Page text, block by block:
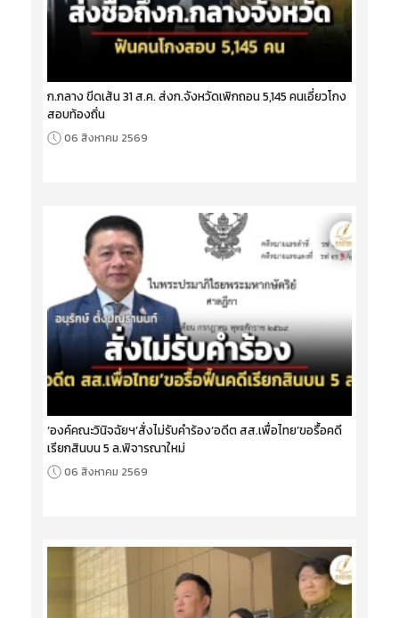
ก.กลาง ขีดเส้น 31 ส.ค. ส่งก.จังหวัดเพิกถอน 5,145 คนเอี่ยวโกง
สอบท้องถิ่น
06 สิงหาคม 2569
‘องค์คณะวินิจฉัยฯ’สั่งไม่รับคำร้อง‘อดีต สส.เพื่อไทย’ขอรื้อคดี
เรียกสินบน 5 ล.พิจารณาใหม่
06 สิงหาคม 2569